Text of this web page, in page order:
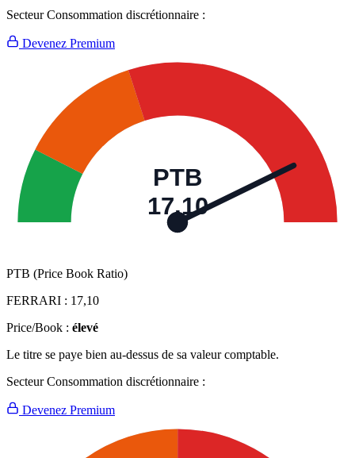
Secteur Consommation discrétionnaire :
Devenez Premium
PTB
17,10
PTB (Price Book Ratio)
FERRARI : 17,10
Price/Book : élevé
Le titre se paye bien au-dessus de sa valeur comptable.
Secteur Consommation discrétionnaire :
Devenez Premium